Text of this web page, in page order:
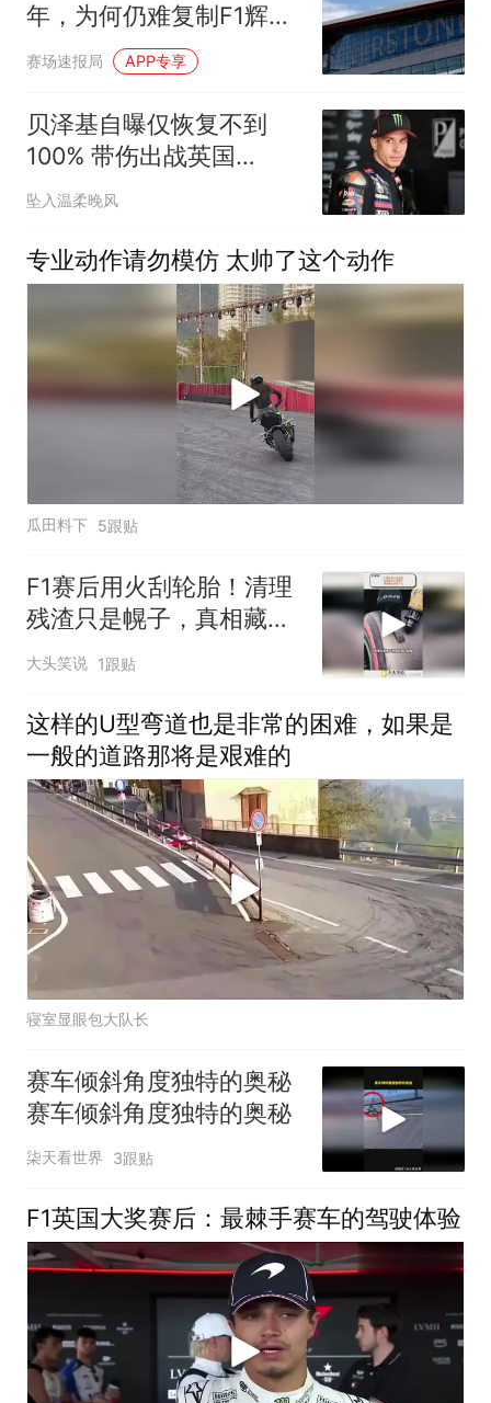
年，为何仍难复制F1辉
煌？
赛场速报局 APP专享
贝泽基自曝仅恢复不到
100% 带伤出战英国
MotoGP前景堪忧
坠入温柔晚风
专业动作请勿模仿 太帅了这个动作
瓜田料下 5跟贴
F1赛后用火刮轮胎！清理
残渣只是幌子，真相藏在
胎面小孔
大头笑说 1跟贴
这样的U型弯道也是非常的困难，如果是
一般的道路那将是艰难的
寝室显眼包大队长
赛车倾斜角度独特的奥秘
赛车倾斜角度独特的奥秘
柒天看世界 3跟贴
F1英国大奖赛后：最棘手赛车的驾驶体验